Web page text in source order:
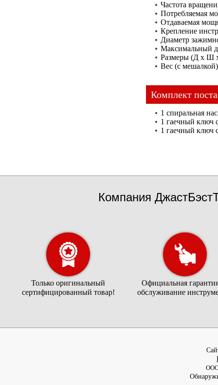
Частота
Потребляемая
Отдаваемая
Крепление
Диаметр
Максимальный
Размеры (Д x Ш
Вес (с
Комплект
1 спиральная
1 гаечный ключ
1 гаечный ключ
Компания
Только оригинальный
сертифицированный товар!
Официальная
обслуживание
ООО